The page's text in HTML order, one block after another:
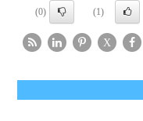
(1)
(0)
X